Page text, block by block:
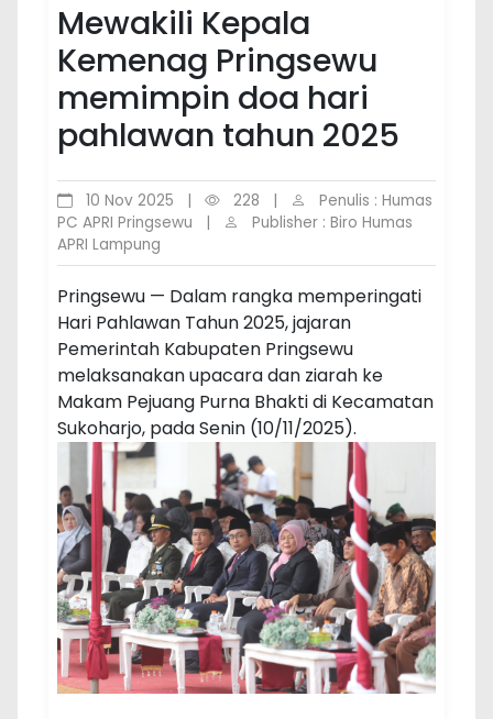
Mewakili Kepala
Kemenag Pringsewu
memimpin doa hari
pahlawan tahun 2025
10 Nov 2025 | 228 |
Penulis : Humas
PC APRI Pringsewu
|
Publisher : Biro Humas
APRI Lampung
Pringsewu — Dalam rangka memperingati
Hari Pahlawan Tahun 2025, jajaran
Pemerintah Kabupaten Pringsewu
melaksanakan upacara dan ziarah ke
Makam Pejuang Purna Bhakti di Kecamatan
Sukoharjo, pada Senin (10/11/2025).